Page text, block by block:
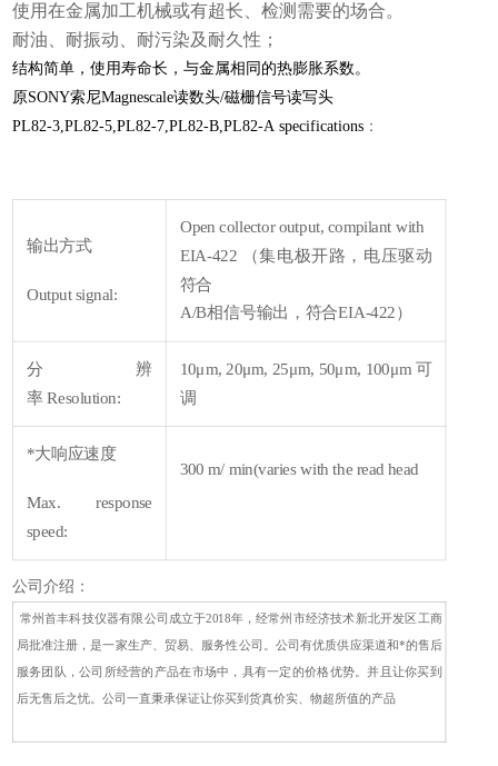
使用在金属加工机械或有超长、检测需要的场合。
耐油、耐振动、耐污染及耐久性；
结构简单，使用寿命长，与金属相同的热膨胀系数。
原SONY索尼Magnescale读数头/磁栅信号读写头
PL82-3,PL82-5,PL82-7,PL82-B,PL82-A specifications ：
输出方式
Output signal:
Open collector output, compilant with
EIA-422 （集电极开路，电压驱动
符合
A/B相信号输出，符合EIA-422）
分辨
率 Resolution:
10μm, 20μm, 25μm, 50μm, 100μm 可
调
*大响应速度
Max. response
speed:
300 m/ min(varies with the read head
公司介绍：
常州首丰科技仪器有限公司成立于2018年，经常州市经济技术新北开发区工商
局批准注册，是一家生产、贸易、服务性公司。公司有优质供应渠道和*的售后
服务团队，公司所经营的产品在市场中，具有一定的价格优势。并且让你买到
后无售后之忧。公司一直秉承保证让你买到货真价实、物超所值的产品